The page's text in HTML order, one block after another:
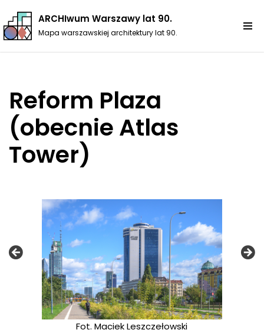
Przejdź
ARCHIwum Warszawy lat 90.
Mapa warszawskiej architektury lat 90.
Reform Plaza
(obecnie Atlas
Tower)
Fot. Maciek Leszczełowski